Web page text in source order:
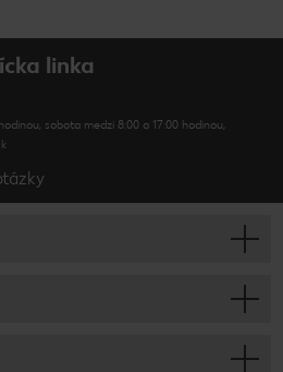
linka
sobota medzi 8:00 a 17:00 hodinou,